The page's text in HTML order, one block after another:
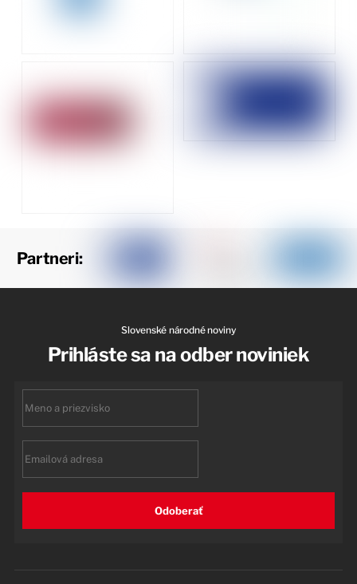
Partneri:
Slovenské národné noviny
Prihláste sa na odber noviniek
Odoberať